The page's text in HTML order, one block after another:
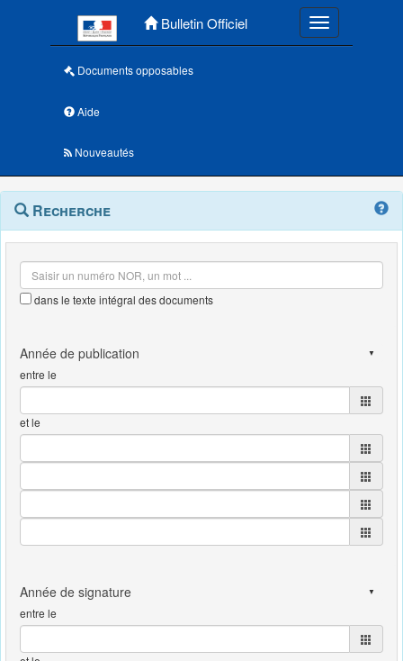
Bulletin Officiel Toggle
Documents opposables
Aide
Nouveautés
Navigation
outils
Menu
contextuel
Recherche
dans le texte intégral des documents
entre le
et le
entre le